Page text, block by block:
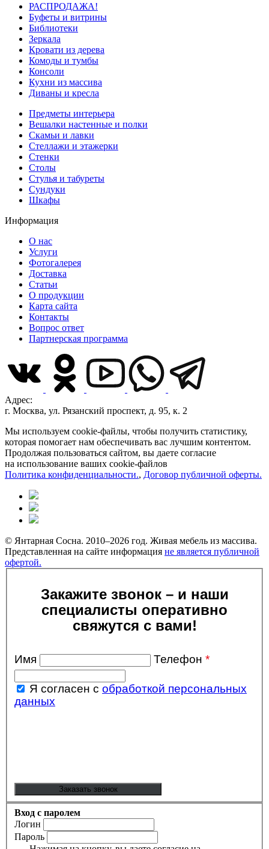
РАСПРОДАЖА!
Буфеты и витрины
Библиотеки
Зеркала
Кровати из дерева
Комоды и тумбы
Консоли
Кухни из массива
Диваны и кресла
Предметы интерьера
Вешалки настенные и полки
Скамьи и лавки
Стеллажи и этажерки
Стенки
Столы
Стулья и табуреты
Сундуки
Шкафы
Информация
О нас
Услуги
Фотогалерея
Доставка
Статьи
О продукции
Карта сайта
Контакты
Вопрос ответ
Партнерская программа
Адрес:
г. Москва, ул. Рязанский проспект, д. 95, к. 2
Мы используем cookie-файлы, чтобы получить статистику,
которая помогает нам обеспечивать вас лучшим контентом.
Продолжая пользоваться сайтом, вы даете согласие
на использование ваших cookie-файлов
Политика конфиденциальности., Договор публичной оферты.
© Янтарная Сосна. 2010–2026 год. Живая мебель из массива.
Представленная на сайте информация не является публичной
офертой.
Закажите звонок – и наши
специалисты оперативно
свяжутся с вами!
Имя Телефон *
Я согласен с обработкой персональных
данных
Вход с паролем
Логин
Пароль